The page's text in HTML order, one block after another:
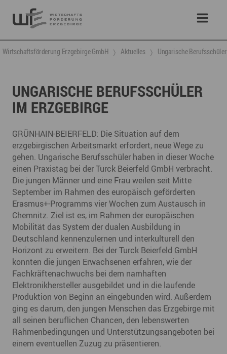
Wirtschaftsförderung Erzgebirge GmbH Aktuelles Ungarische
UNGARISCHE BERUFSSCHÜLER
IM ERZGEBIRGE
GRÜNHAIN-BEIERFELD: Die Situation auf dem
erzgebirgischen Arbeitsmarkt erfordert, neue Wege zu
gehen. Ungarische Berufsschüler haben in dieser Woche
einen Praxistag bei der Turck Beierfeld GmbH verbracht.
Die jungen Männer und eine Frau weilen seit Mitte
September im Rahmen des europäisch geförderten
Erasmus+-Programms vier Wochen zum Austausch in
Chemnitz. Ziel ist es, im Rahmen der europäischen
Mobilität das System der dualen Ausbildung in
Deutschland kennenzulernen und interkulturell den
Horizont zu erweitern. Bei der Turck Beierfeld GmbH
konnten die jungen Erwachsenen erfahren, wie der
Fachkräftenachwuchs bei dem namhaften
Elektronikhersteller ausgebildet und in die laufende
Produktion von Beginn an eingebunden wird. Außerdem
ging es darum, den jungen Menschen das Erzgebirge mit
all seinen beruflichen Chancen, den lebenswerten
Rahmenbedingungen und Unterstützungsangeboten bei
einem eventuellen Zuzug zu präsentieren.